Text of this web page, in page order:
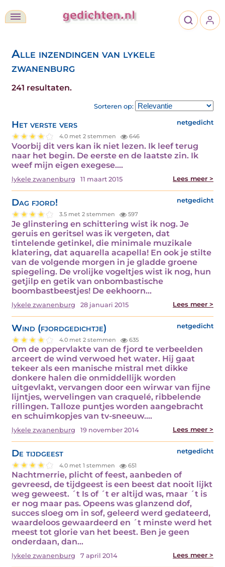
Alle inzendingen van lykele
zwanenburg
241 resultaten.
Sorteren op:
Het verste vers netgedicht
4.0 met 2 stemmen 646
Voorbij dit vers kan ik niet lezen. Ik leef terug
naar het begin. De eerste en de laatste zin. Ik
weef mijn eigen exegese.…
lykele zwanenburg 11 maart 2015 Lees meer >
Dag fjord! netgedicht
3.5 met 2 stemmen 597
Je glinstering en schittering wist ik nog. Je
geruis en geritsel was ik vergeten, dat
tintelende getinkel, die minimale muzikale
klatering, dat aquarella acapella! En ook je stilte
van de volgende morgen in je gladde groene
spiegeling. De vrolijke vogeltjes wist ik nog, hun
getjilp en getik van onbombastische
boombastbeestjes! De eekhoorn…
lykele zwanenburg 28 januari 2015 Lees meer >
Wind (fjordgedichtje) netgedicht
4.0 met 2 stemmen 635
Om de oppervlakte van de fjord te verbeelden
arceert de wind verwoed het water. Hij gaat
tekeer als een manische mistral met dikke
donkere halen die onmiddellijk worden
uitgevlakt, vervangen door een wirwar van fijne
lijntjes, wervelingen van craquelé, ribbelende
rillingen. Talloze puntjes worden aangebracht
en schuimkopjes van tv-sneeuw.…
lykele zwanenburg 19 november 2014 Lees meer >
De tijdgeest netgedicht
4.0 met 1 stemmen 651
Nachtmerrie, plicht of feest, aanbeden of
gevreesd, de tijdgeest is een beest dat nooit lijkt
weg geweest. ´t Is of ´t er altijd was, maar ´t is
er nog maar pas. Opeens was glanzend dof,
succes sloeg om in sof, geleerd werd gedateerd,
waardeloos gewaardeerd en ´t minste werd het
meest tot glorie van het beest. Ben je geen
onderdaan, dan…
lykele zwanenburg 7 april 2014 Lees meer >